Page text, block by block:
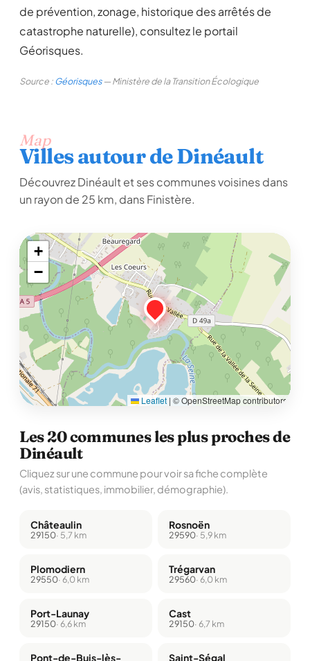
de prévention, zonage, historique des arrêtés de
catastrophe naturelle), consultez le portail
Géorisques.
Source :Géorisques— Ministère de la Transition Écologique
Map
Villes autour de Dinéault
Découvrez Dinéault et ses communes voisines dans
un rayon de 25 km, dans Finistère.
+
−
Leaflet | © OpenStreetMap contributors
Les 20 communes les plus proches de
Dinéault
Cliquez sur une commune pour voir sa fiche complète
(avis, statistiques, immobilier, démographie).
Châteaulin
29150· 5,7 km
Rosnoën
29590· 5,9 km
Plomodiern
29550· 6,0 km
Trégarvan
29560· 6,0 km
Port-Launay
29150· 6,6 km
Cast
29150· 6,7 km
Pont-de-Buis-lès- Saint-Ségal